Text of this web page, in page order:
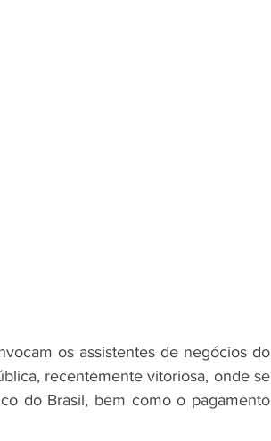
recentemente vitoriosa, onde se
do Brasil, bem como o pagamento